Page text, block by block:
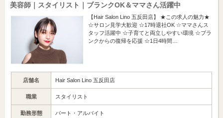
美容師｜スタイリスト｜ブランクOK＆ママさん活躍中
【Hair Salon Lino 五反田店】 ★この求人の魅力★
☆サロン見学大歓迎 ☆17時退社OK ☆ママさんス
タッフ活躍中 ☆子育てと両立しやすい環境 ☆ブラ
ンクからの復帰を応援 ☆1日4時間…
店舗名 Hair Salon Lino 五反田店
職業 スタイリスト
勤務形態 パート・アルバイト